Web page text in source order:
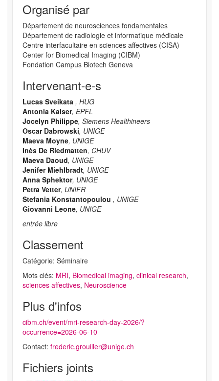
Organisé par
Département de neurosciences fondamentales
Département de radiologie et informatique médicale
Centre interfacultaire en sciences affectives (CISA)
Center for Biomedical Imaging (CIBM)
Fondation Campus Biotech Geneva
Intervenant-e-s
Lucas Sveikata , HUG
Antonia Kaiser, EPFL
Jocelyn Philippe, Siemens Healthineers
Oscar Dabrowski, UNIGE
Maeva Moyne, UNIGE
Inès De Riedmatten, CHUV
Maeva Daoud, UNIGE
Jenifer Miehlbradt, UNIGE
Anna Sphektor, UNIGE
Petra Vetter, UNIFR
Stefania Konstantopoulou , UNIGE
Giovanni Leone, UNIGE
entrée libre
Classement
Catégorie: Séminaire
Mots clés: MRI, Biomedical imaging, clinical research,
sciences affectives, Neuroscience
Plus d'infos
cibm.ch/event/mri-research-day-2026/?
occurrence=2026-06-10
Contact: frederic.grouiller@unige.ch
Fichiers joints